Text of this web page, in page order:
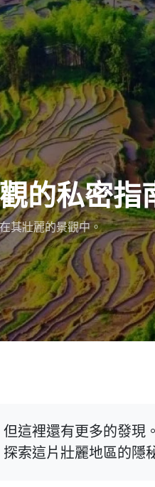
的私密指
其壯麗的景觀中。
這裡還有更多的發現
索這片壯麗地區的隱